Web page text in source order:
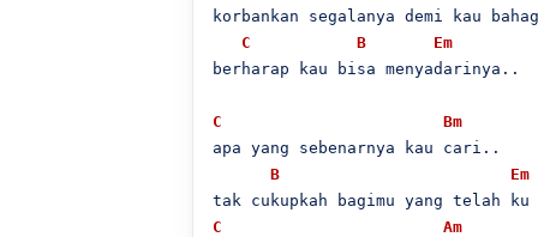
korbankan segalanya demi kau
C
B
Em
berharap kau bisa menyadarinya..
C
Bm
apa yang sebenarnya kau cari..
B
Em
C
Am